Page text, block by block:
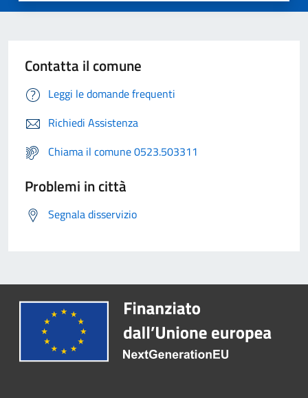
Contatta il comune
Leggi le domande frequenti
Richiedi Assistenza
Chiama il comune 0523.503311
Problemi in città
Segnala disservizio